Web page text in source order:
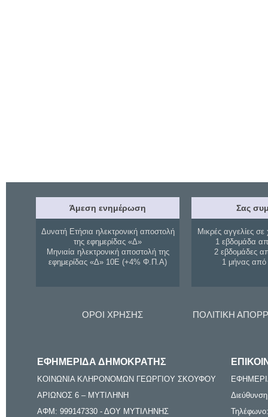
Άμεση ενημέρωση
Δυνατή Ετήσια ηλεκτρονική αποστολή
της εφημερίδας «Δ»
Μηνιαία ηλεκτρονική αποστολή της
εφημερίδας «Δ» 10Ε (+4% Φ.Π.Α)
Σας
Μικρές αγγελίες σε
1 εβδομάδα
2 εβδομάδες
1 μήνας
ΟΡΟΙ ΧΡΗΣΗΣ ΠΟΛΙΤΙΚΗ
ΕΦΗΜΕΡΙΔΑ ΔΗΜΟΚΡΑΤΗΣ
ΚΟΙΝΩΝΙΑ ΚΛΗΡΟΝΟΜΩΝ ΓΕΩΡΓΙΟΥ ΣΚΟΥΦΟΥ
ΑΡΙΩΝΟΣ 6 – ΜΥΤΙΛΗΝΗ
ΑΦΜ: 999147330 - ΔΟΥ ΜΥΤΙΛΗΝΗΣ